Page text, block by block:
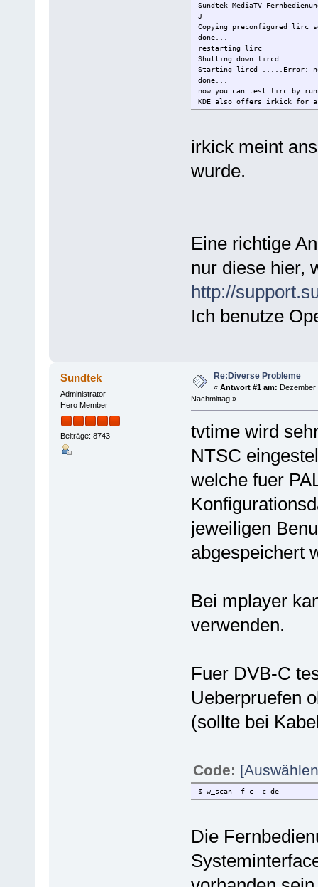
Sundtek MediaTV
J
Copying preconfigured
done...
restarting lirc
Starting
done...
now you can test lirc by
KDE also offers irkick for a
irkick meint
wurde.
Eine richtige
nur diese hier,
http://
Ich benutze
Sundtek
Administrator
Hero Member
Beiträge: 8743
Re:Diverse Probleme
« Antwort #1 am:
Nachmittag »
tvtime wird
NTSC
welche fuer
jeweiligen
abgespeichert
Bei mplayer
verwenden.
Fuer DVB-C
Ueberpruefen
(sollte bei
Code:
$ w_scan -f c -c de
Die